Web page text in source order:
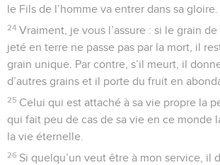
le Fils de l’homme va entrer dans sa gloire.
24 Vraiment, je vous l’assure : si le grain de
jeté en terre ne passe pas par la mort, il
grain unique. Par contre, s’il meurt, il
d’autres grains et il porte du fruit en
25 Celui qui est attaché à sa vie propre la
qui fait peu de cas de sa vie en ce monde
la vie éternelle.
26 Si quelqu’un veut être à mon service, il